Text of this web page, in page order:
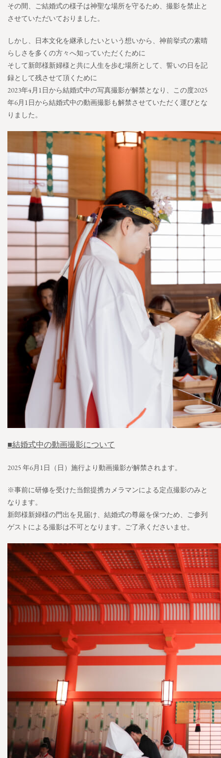
その間、ご結婚式の様子は神聖な場所を守るため、撮影を禁止と
させていただいておりました。
しかし、日本文化を継承したいという想いから、神前挙式の素晴
らしさを多くの方々へ知っていただくために
そして新郎様新婦様と共に人生を歩む場所として、誓いの日を記
録として残させて頂くために
2023年4月1日から結婚式中の写真撮影が解禁となり、この度2025
年6月1日から結婚式中の動画撮影も解禁させていただく運びとな
りました。
■結婚式中の動画撮影について
2025 年6月1日（日）施行より動画撮影が解禁されます。
※事前に研修を受けた当館提携カメラマンによる定点撮影のみと
なります。
新郎様新婦様の門出を見届け、結婚式の尊厳を保つため、ご参列
ゲストによる撮影は不可となります。ご了承くださいませ。